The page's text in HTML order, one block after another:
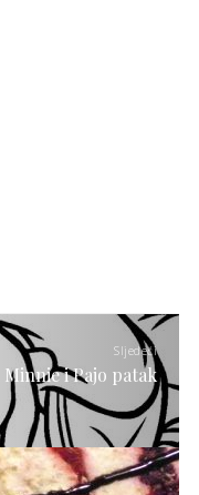
Sljedeći
Minnie i Pajo patak